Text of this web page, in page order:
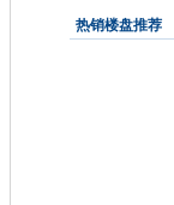
热销楼盘推荐